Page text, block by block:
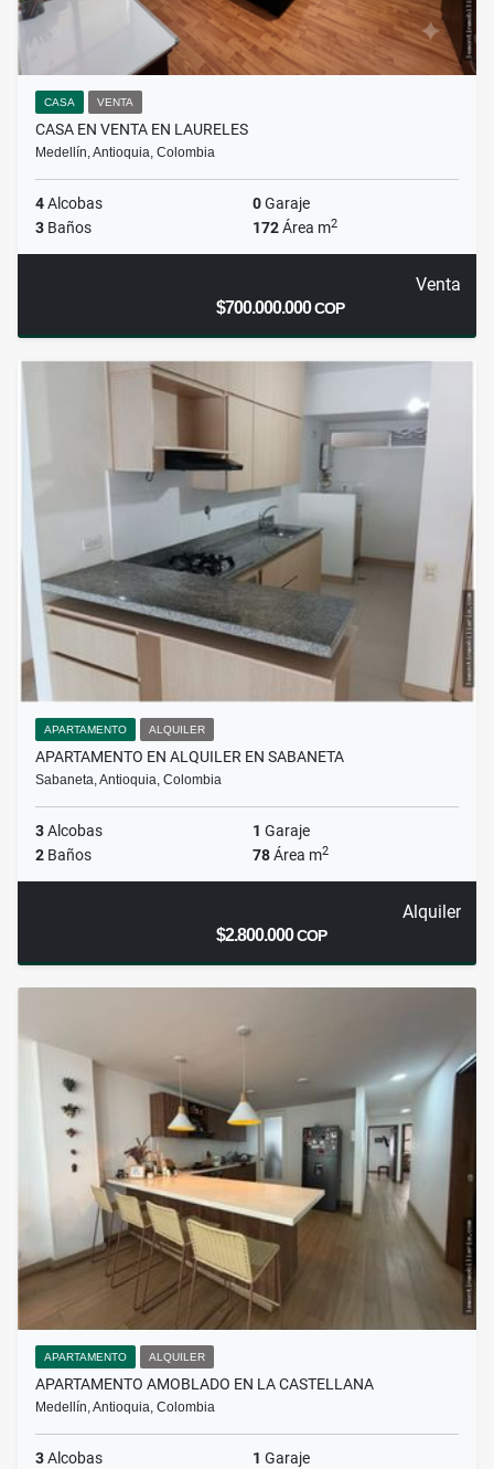
CASA VENTA
CASA EN VENTA EN LAURELES
Medellín, Antioquia, Colombia
4Alcobas 0Garaje
3 Baños 172Área m2
Venta
$700.000.000COP
APARTAMENTO ALQUILER
APARTAMENTO EN ALQUILER EN SABANETA
Sabaneta, Antioquia, Colombia
3Alcobas 1 Garaje
2 Baños 78Área m2
Alquiler
$2.800.000COP
APARTAMENTO ALQUILER
APARTAMENTO AMOBLADO EN LA CASTELLANA
Medellín, Antioquia, Colombia
3Alcobas 1 Garaje